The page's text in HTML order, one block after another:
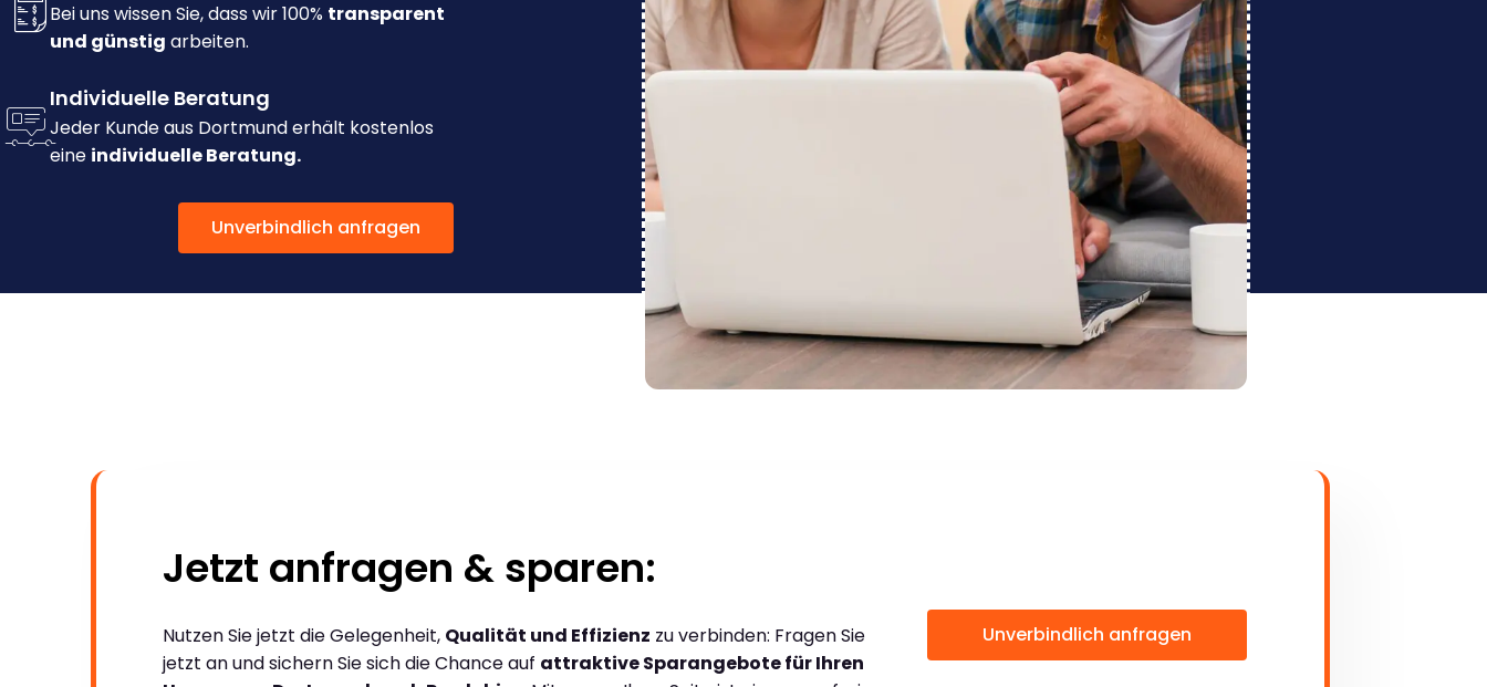
Bei uns wissen Sie, dass wir 100% transparent
und günstig arbeiten.
Individuelle Beratung
Jeder Kunde aus Dortmund erhält kostenlos
eine individuelle Beratung.
Unverbindlich anfragen
Jetzt anfragen & sparen:
Nutzen Sie jetzt die Gelegenheit, Qualität und Effizienz zu verbinden: Fragen Sie
jetzt an und sichern Sie sich die Chance auf attraktive Sparangebote für Ihren
Unverbindlich anfragen